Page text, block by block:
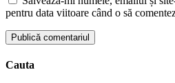
pentru data viitoare când o să
Cauta